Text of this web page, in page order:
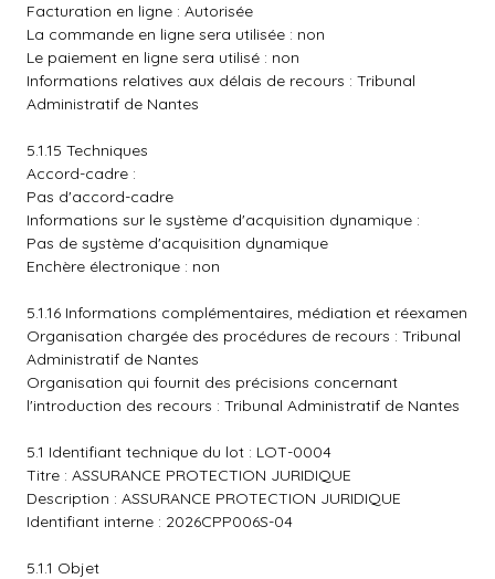
Facturation en ligne : Autorisée
La commande en ligne sera utilisée : non
Le paiement en ligne sera utilisé : non
Informations relatives aux délais de recours : Tribunal
Administratif de Nantes
5.1.15 Techniques
Accord-cadre :
Pas d'accord-cadre
Informations sur le système d'acquisition dynamique :
Pas de système d'acquisition dynamique
Enchère électronique : non
5.1.16 Informations complémentaires, médiation et réexamen
Organisation chargée des procédures de recours : Tribunal
Administratif de Nantes
Organisation qui fournit des précisions concernant
l'introduction des recours : Tribunal Administratif de Nantes
5.1 Identifiant technique du lot : LOT-0004
Titre : ASSURANCE PROTECTION JURIDIQUE
Description : ASSURANCE PROTECTION JURIDIQUE
Identifiant interne : 2026CPP006S-04
5.1.1 Objet